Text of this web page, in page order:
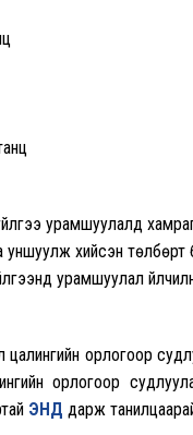
урамшуулалд
хийсэн төлбөрт
урамшуулал
орлогоор
орлогоор
ЭНД дарж